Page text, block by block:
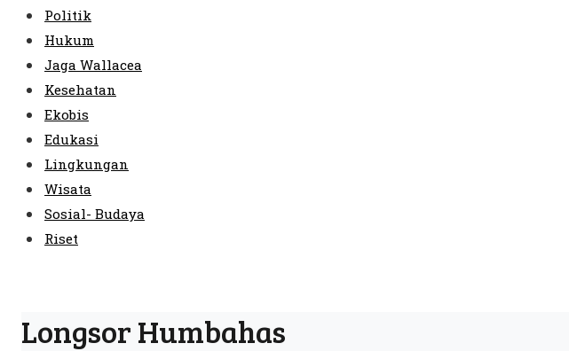
Politik
Hukum
Jaga Wallacea
Kesehatan
Ekobis
Edukasi
Lingkungan
Wisata
Sosial- Budaya
Riset
Longsor Humbahas